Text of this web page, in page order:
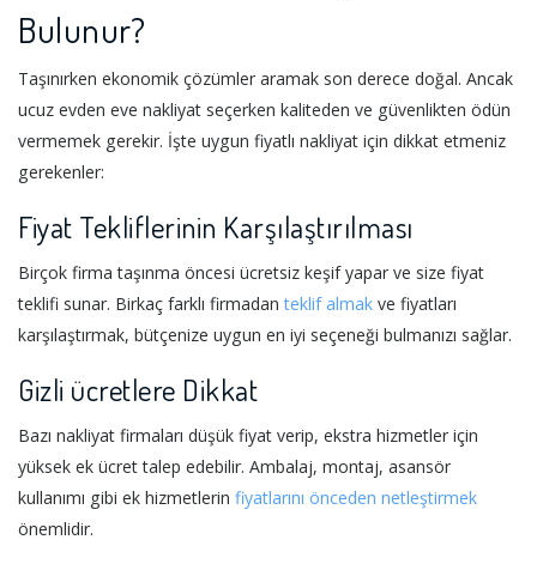
Bulunur?
Taşınırken ekonomik çözümler aramak son derece doğal. Ancak
ucuz evden eve nakliyat seçerken kaliteden ve güvenlikten ödün
vermemek gerekir. İşte uygun fiyatlı nakliyat için dikkat etmeniz
gerekenler:
Fiyat Tekliflerinin Karşılaştırılması
Birçok firma taşınma öncesi ücretsiz keşif yapar ve size fiyat
teklifi sunar. Birkaç farklı firmadanteklif almak ve fiyatları
karşılaştırmak, bütçenize uygun en iyi seçeneği bulmanızı sağlar.
Gizli ücretlere Dikkat
Bazı nakliyat firmaları düşük fiyat verip, ekstra hizmetler için
yüksek ek ücret talep edebilir. Ambalaj, montaj, asansör
kullanımı gibi ek hizmetlerin fiyatlarını önceden netleştirmek
önemlidir.